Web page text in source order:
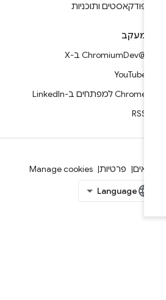
פודקאסטים ותוכניות
מעקב
YouTube
Chrome למפתחים ב-LinkedIn
פרטיות Manage cookies